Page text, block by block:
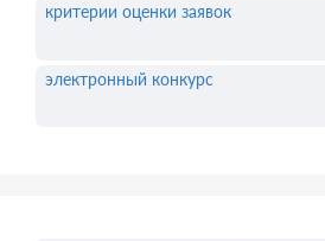
критерии оценки заявок
электронный конкурс